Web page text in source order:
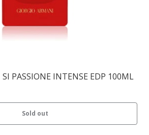
PASSIONE INTENSE EDP 100ML
Sold out